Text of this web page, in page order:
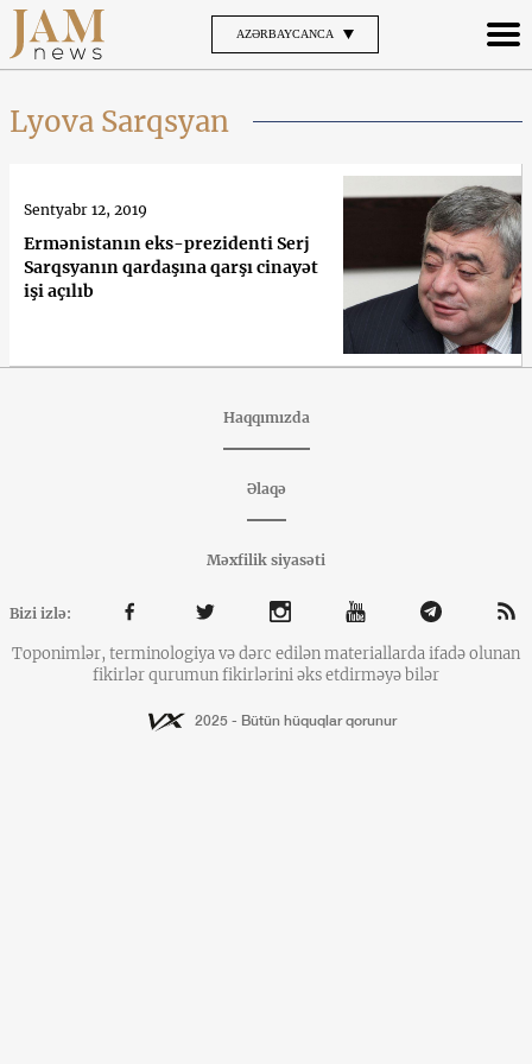
AZƏRBAYCANCA
Lyova Sarqsyan
Ermənistanın eks-prezidenti Serj
Sarqsyanın qardaşına qarşı cinayət
işi açılıb
Sentyabr 12, 2019
Haqqımızda
Əlaqə
Məxfilik siyasəti
Bizi izlə:
Toponimlər, terminologiya və dərc edilən materiallarda ifadə olunan
fikirlər qurumun fikirlərini əks etdirməyə bilər
2025 - Bütün hüquqlar qorunur